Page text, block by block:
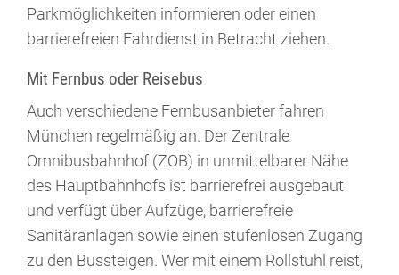
Parkmöglichkeiten informieren oder einen
barrierefreien Fahrdienst in Betracht ziehen.
Mit Fernbus oder Reisebus
Auch verschiedene Fernbusanbieter fahren
München regelmäßig an. Der Zentrale
Omnibusbahnhof (ZOB) in unmittelbarer Nähe
des Hauptbahnhofs ist barrierefrei ausgebaut
und verfügt über Aufzüge, barrierefreie
Sanitäranlagen sowie einen stufenlosen Zugang
zu den Bussteigen. Wer mit einem Rollstuhl reist,